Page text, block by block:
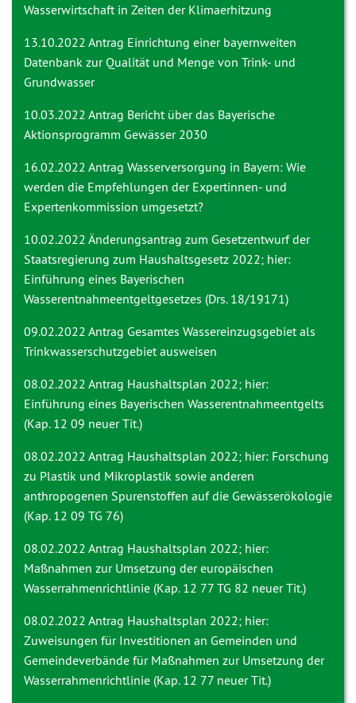
Wasserwirtschaft in Zeiten der Klimaerhitzung
13.10.2022 Antrag Einrichtung einer bayernweiten
Datenbank zur Qualität und Menge von Trink- und
Grundwasser
10.03.2022 Antrag Bericht über das Bayerische
Aktionsprogramm Gewässer 2030
16.02.2022 Antrag Wasserversorgung in Bayern: Wie
werden die Empfehlungen der Expertinnen- und
Expertenkommission umgesetzt?
10.02.2022 Änderungsantrag zum Gesetzentwurf der
Staatsregierung zum Haushaltsgesetz 2022; hier:
Einführung eines Bayerischen
Wasserentnahmeentgeltgesetzes (Drs. 18/19171)
09.02.2022 Antrag Gesamtes Wassereinzugsgebiet als
Trinkwasserschutzgebiet ausweisen
08.02.2022 Antrag Haushaltsplan 2022; hier:
Einführung eines Bayerischen Wasserentnahmeentgelts
(Kap. 12 09 neuer Tit.)
08.02.2022 Antrag Haushaltsplan 2022; hier: Forschung
zu Plastik und Mikroplastik sowie anderen
anthropogenen Spurenstoffen auf die Gewässerökologie
(Kap. 12 09 TG 76)
08.02.2022 Antrag Haushaltsplan 2022; hier:
Maßnahmen zur Umsetzung der europäischen
Wasserrahmenrichtlinie (Kap. 12 77 TG 82 neuer Tit.)
08.02.2022 Antrag Haushaltsplan 2022; hier:
Zuweisungen für Investitionen an Gemeinden und
Gemeindeverbände für Maßnahmen zur Umsetzung der
Wasserrahmenrichtlinie (Kap. 12 77 neuer Tit.)